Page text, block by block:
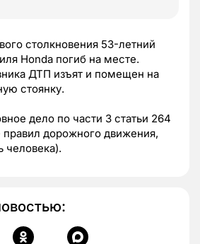
столкновения 53-летний
Honda погиб на месте.
ДТП изъят и помещен на
стоянку.
дело по части 3 статьи 264
дорожного движения,
человека).